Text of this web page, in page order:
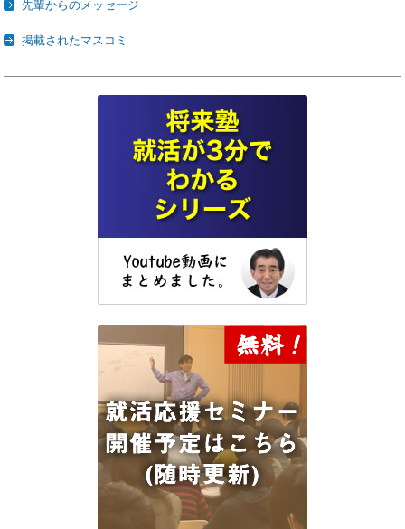
先輩からのメッセージ
掲載されたマスコミ